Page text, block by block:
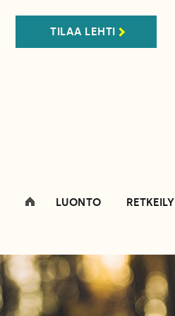
TILAA LEHTI
LUONTO RETKEILY